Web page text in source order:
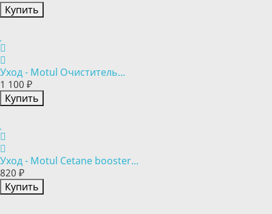
Купить
Уход - Motul Очиститель...
1 100 ₽
Купить
Уход - Motul Cetane booster...
820 ₽
Купить